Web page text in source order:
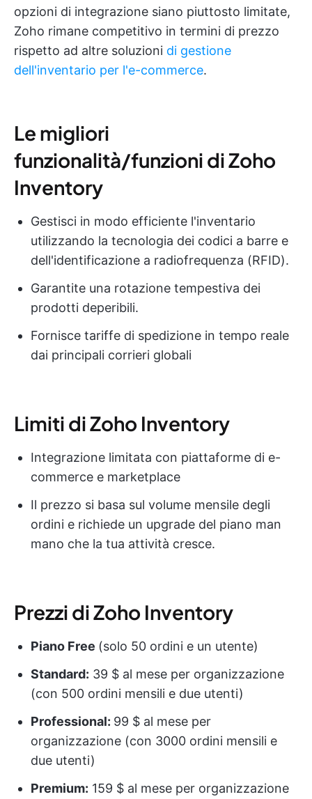
opzioni di integrazione siano piuttosto limitate,
Zoho rimane competitivo in termini di prezzo
rispetto ad altre soluzioni di gestione
dell'inventario per l'e-commerce.
Le migliori
funzionalità/funzioni di Zoho
Inventory
Gestisci in modo efficiente l'inventario
utilizzando la tecnologia dei codici a barre e
dell'identificazione a radiofrequenza (RFID).
Garantite una rotazione tempestiva dei
prodotti deperibili.
Fornisce tariffe di spedizione in tempo reale
dai principali corrieri globali
Limiti di Zoho Inventory
Integrazione limitata con piattaforme di e-
commerce e marketplace
Il prezzo si basa sul volume mensile degli
ordini e richiede un upgrade del piano man
mano che la tua attività cresce.
Prezzi di Zoho Inventory
Piano Free (solo 50 ordini e un utente)
Standard: 39 $ al mese per organizzazione
(con 500 ordini mensili e due utenti)
Professional: 99 $ al mese per
organizzazione (con 3000 ordini mensili e
due utenti)
Premium: 159 $ al mese per organizzazione